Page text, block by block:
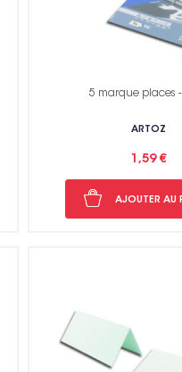
5 marque places -
ARTOZ
1,59 €
AJOUTER AU